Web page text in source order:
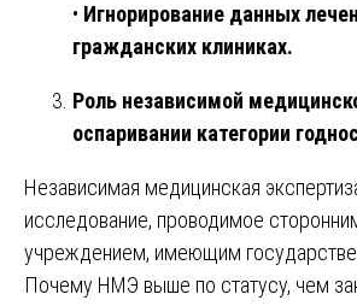
• Игнорирование данных
гражданских клиниках.
Роль независимой
оспаривании категории
Независимая медицинская
исследование, проводимое
учреждением, имеющим
Почему НМЭ выше по статусу, чем